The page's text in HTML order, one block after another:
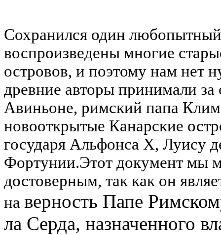
Сохранился один
воспроизведены многие
островов, и поэтому нам нет
древние авторы принимали за
Авиньоне, римский папа
новооткрытые Канарские
государя Альфонса Х, Луису
Фортунии.Этот документ мы
достоверным, так как он
на верность Папе
ла Серда, назначенного